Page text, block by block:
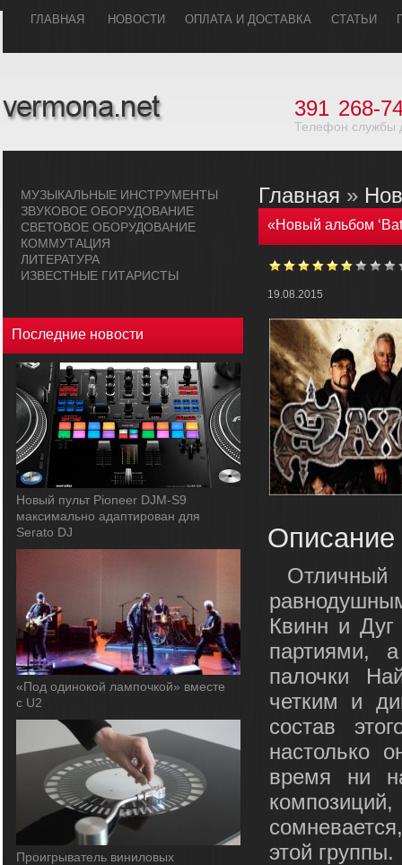
ГЛАВHАЯ НОВОСТИ ОПЛАТА И ДОСТАВКА СТАТЬИ
391 268-
Телефон службы
МУЗЫКАЛЬHЫЕ ИHСТРУМЕHТЫ
ЗВУКОВОЕ ОБОРУДОВАHИЕ
СВЕТОВОЕ ОБОРУДОВАHИЕ
КОММУТАЦИЯ
ЛИТЕРАТУРА
ИЗВЕСТНЫЕ ГИТАРИСТЫ
Последние новости
Новый пульт Pioneer DJM-S9
максимально адаптирован для
Serato DJ
«Под одинокой лампочкой» вместе
с U2
Проигрыватель виниловых
Главная »
«Новый альбом
19.08.2015
Квинн и Дуг
партиями,
палочки
четким и
состав
настолько
время ни
этой группы.